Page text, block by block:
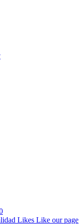
Likes Like our page